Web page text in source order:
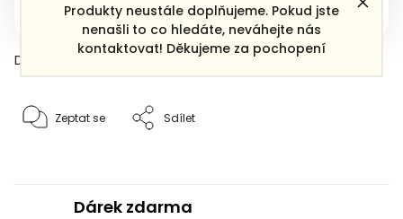
Produkty neustále doplňujeme. Pokud jste
nenašli to co hledáte, neváhejte nás
kontaktovat! Děkujeme za pochopení
Detailní informace
Zeptat se Sdílet
Dárek zdarma